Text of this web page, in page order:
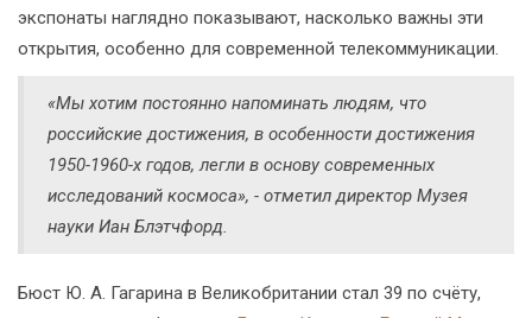
экспонаты наглядно показывают, насколько важны эти
открытия, особенно для современной телекоммуникации.
«Мы хотим постоянно напоминать людям, что
российские достижения, в особенности достижения
1950-1960-х годов, легли в основу современных
исследований космоса», - отметил директор Музея
науки Иан Блэтчфорд.
Бюст Ю. А. Гагарина в Великобритании стал 39 по счёту,